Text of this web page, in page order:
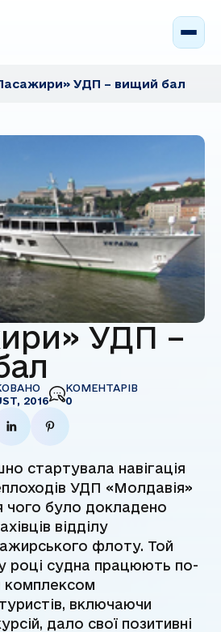
УДП – вищий бал
УДП –
2016
КОМЕНТАРІВ
0
стартувала навігація
УДП «Молдавія»
чого було докладено
відділу
флоту. Той
році судна працюють по-
комплексом
включаючи
дало свої позитивні